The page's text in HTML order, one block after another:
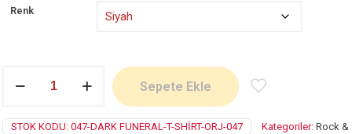
Renk
Funeral
Sepete Ekle
STOK KODU: 047-DARK FUNERAL-T-SHIRT-ORJ-047 Kategoriler: Rock &